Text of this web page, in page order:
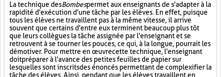
La technique desBombespermet aux enseignants de s'adapter à la
rapidité d'exécution d'une tâche par les élèves. En effet, puisque
tous les élèves ne travaillent pas à la même vitesse, il arrive
souvent que certains d'entre eux terminent beaucoup plus tôt
que leurs collègues la tâche assignée par l'enseignant et se
retrouvent à se tourner les pouces, ce qui, à la longue, pourrait les
démotiver. Pour mettre en œuvre cette technique, l'enseignant
doit préparer à l'avance des petites feuilles de papier sur
lesquelles sont inscrits des énoncés permettant de complexifier la
tâche des élèves. Ainsi, pendant que les élèves travaillent en